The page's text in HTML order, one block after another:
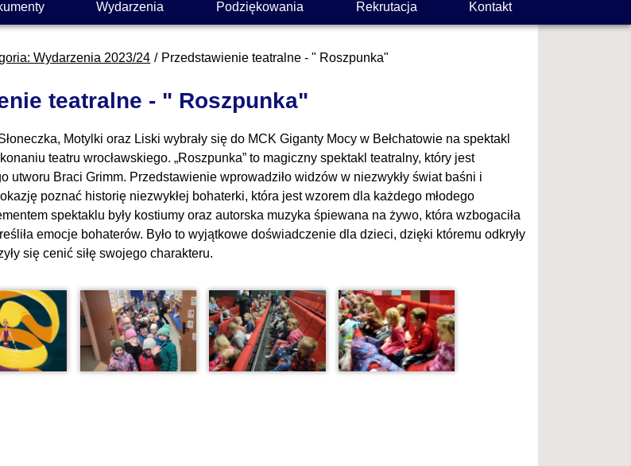
Wydarzenia Podziękowania Rekrutacja Kontakt
Wydarzenia 2023/24 Przedstawienie teatralne - " Roszpunka"
teatralne - " Roszpunka"
Motylki oraz Liski wybrały się do MCK Giganty Mocy w Bełchatowie na spektakl
teatru wrocławskiego. „Roszpunka” to magiczny spektakl teatralny, który jest
utworu Braci Grimm. Przedstawienie wprowadziło widzów w niezwykły świat baśni i
poznać historię niezwykłej bohaterki, która jest wzorem dla każdego młodego
spektaklu były kostiumy oraz autorska muzyka śpiewana na żywo, która wzbogaciła
emocje bohaterów. Było to wyjątkowe doświadczenie dla dzieci, dzięki któremu odkryły
się cenić siłę swojego charakteru.